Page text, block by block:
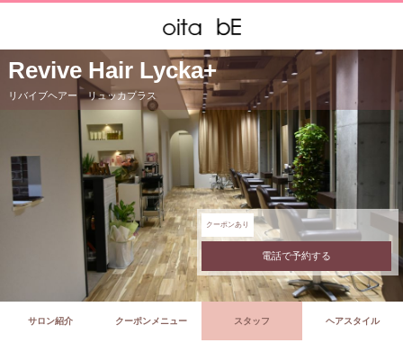
Revive Hair Lycka+
リバイブヘアー リュッカプラス
クーポンあり
電話で予約する
サロン紹介 クーポンメニュー スタッフ ヘアスタイル